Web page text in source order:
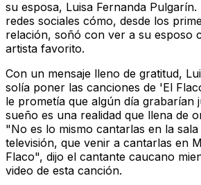
su esposa, Luisa Fernanda
redes sociales cómo, desde los
relación, soñó con ver a su esposo
artista favorito.
Con un mensaje lleno de gratitud,
solía poner las canciones de 'El
le prometía que algún día grabarían
sueño es una realidad que llena de
"No es lo mismo cantarlas en la
televisión, que venir a cantarlas en
Flaco", dijo el cantante caucano
video de esta canción.